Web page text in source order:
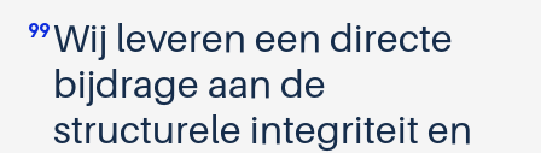
format_quoteWij leveren een directe
bijdrage aan de
structurele integriteit en